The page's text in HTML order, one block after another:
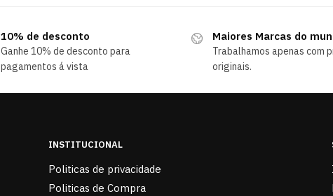
10% de desconto
Ganhe 10% de desconto para
pagamentos á vista
Maiores Marcas do
Trabalhamos apenas com
originais.
INSTITUCIONAL
Politicas de privacidade
Politicas de Compra